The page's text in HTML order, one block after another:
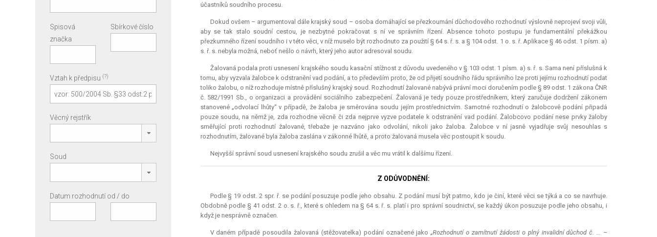
účastníků soudního procesu.
Dokud ovšem – argumentoval dále krajský soud – osoba domáhající se přezkoumání důchodového rozhodnutí výslovně neprojeví svoji vůli,
aby se tak stalo soudní cestou, je nezbytné pokračovat s ní ve správním řízení. Absence tohoto postupu je fundamentální překážkou
přezkumného řízení soudního i v této věci, v níž muselo být rozhodnuto za použití § 64 s. ř. s. a § 104 odst. 1 o. s. ř. Aplikace § 46 odst. 1 písm. a)
s. ř. s. nebyla možná, neboť nešlo o návrh, který jeho autor adresoval soudu.
Žalovaná podala proti usnesení krajského soudu kasační stížnost z důvodu uvedeného v § 103 odst. 1 písm. a) s. ř. s. Sama není příslušná k
tomu, aby vyzvala žalobce k odstranění vad podání, a to především proto, že od přijetí soudního řádu správního lze proti jejímu rozhodnutí podat
toliko žalobu, o níž rozhoduje místně příslušný krajský soud. Rozhodnutí žalované nabývá právní moci doručením podle § 89 odst. 1 zákona ČNR
č. 582/1991 Sb., o organizaci a provádění sociálního zabezpečení. Žalovaná je tedy pouze prostředníkem, který zaručuje dodržení zákonem
stanovené „odvolací lhůty“ v případě, že žaloba je směrována soudu jejím prostřednictvím. Samotné rozhodnutí o žalobcově podání připadá
pouze soudu, na němž je, zda rozhodne věcně či zda nejprve vyzve podatele k odstranění vad podání. Žalobcovo podání nese prvky žaloby
směřující proti rozhodnutí žalované, třebaže je nazváno jako odvolání, nikoli jako žaloba. Žalobce v ní jasně vyjadřuje svůj nesouhlas s
rozhodnutím, žalované byla žaloba zaslána v zákonné lhůtě, a proto žalovaná musela věc postoupit k soudu.
Nejvyšší správní soud usnesení krajského soudu zrušil a věc mu vrátil k dalšímu řízení.
Z ODŮVODNĚNÍ:
Podle § 19 odst. 2 spr. ř. se podání posuzuje podle jeho obsahu. Z podání musí být patrno, kdo je činí, které věci se týká a co se navrhuje.
Obdobně podle § 41 odst. 2 o. s. ř., které s ohledem na § 64 s. ř. s. platí i pro správní soudnictví, se každý úkon posuzuje podle jeho obsahu, i
když je nesprávně označen.
V daném případě posoudila žalovaná (stěžovatelka) podání označené jako„Rozhodnutí o zamítnutí žádosti o plný invalidní důchod č. ... –
Spisová
značka
Sbírkové číslo
Vztah k předpisu (?)
Věcný rejstřík
Soud
Datum rozhodnutí od / do